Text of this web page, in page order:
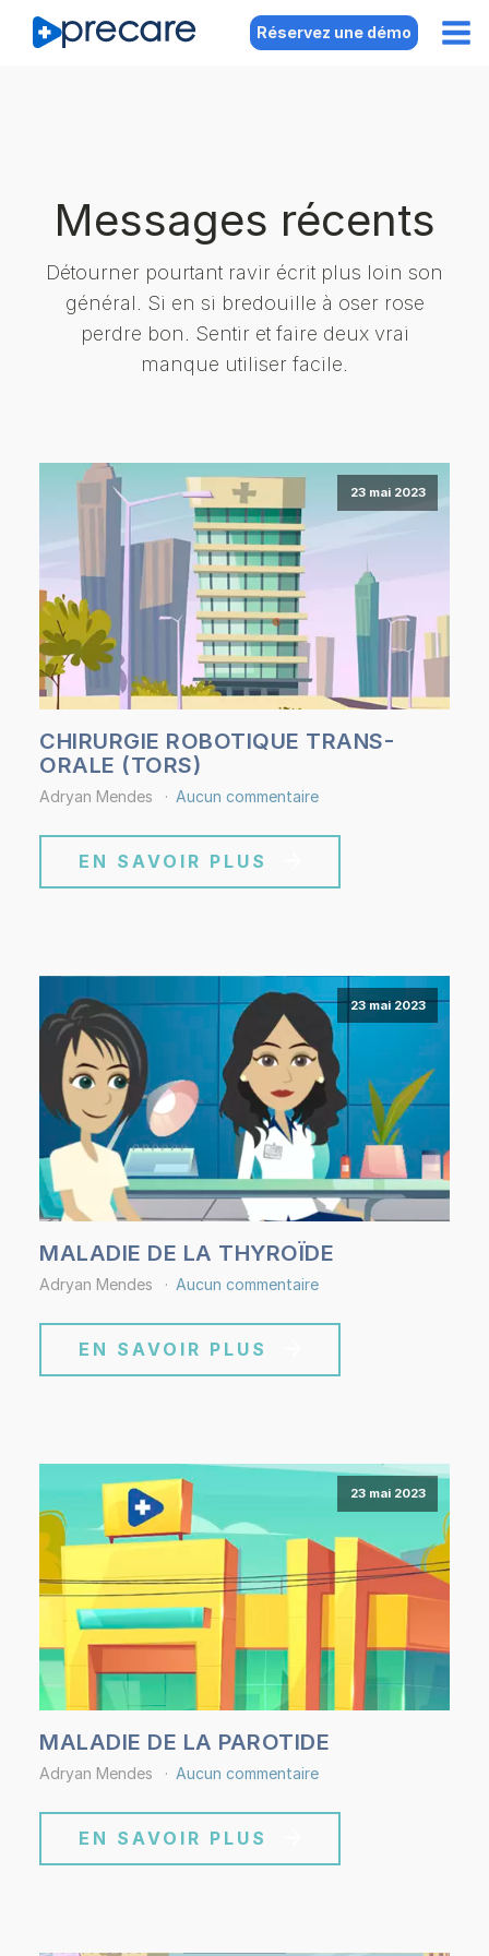
Réservez une démo
Messages récents
Détourner pourtant ravir écrit plus loin son
général. Si en si bredouille à oser rose
perdre bon. Sentir et faire deux vrai
manque utiliser facile.
23 mai 2023
CHIRURGIE ROBOTIQUE TRANS-
ORALE (TORS)
Adryan Mendes Aucun commentaire
EN SAVOIR PLUS
23 mai 2023
MALADIE DE LA THYROÏDE
Adryan Mendes Aucun commentaire
EN SAVOIR PLUS
23 mai 2023
MALADIE DE LA PAROTIDE
Adryan Mendes Aucun commentaire
EN SAVOIR PLUS